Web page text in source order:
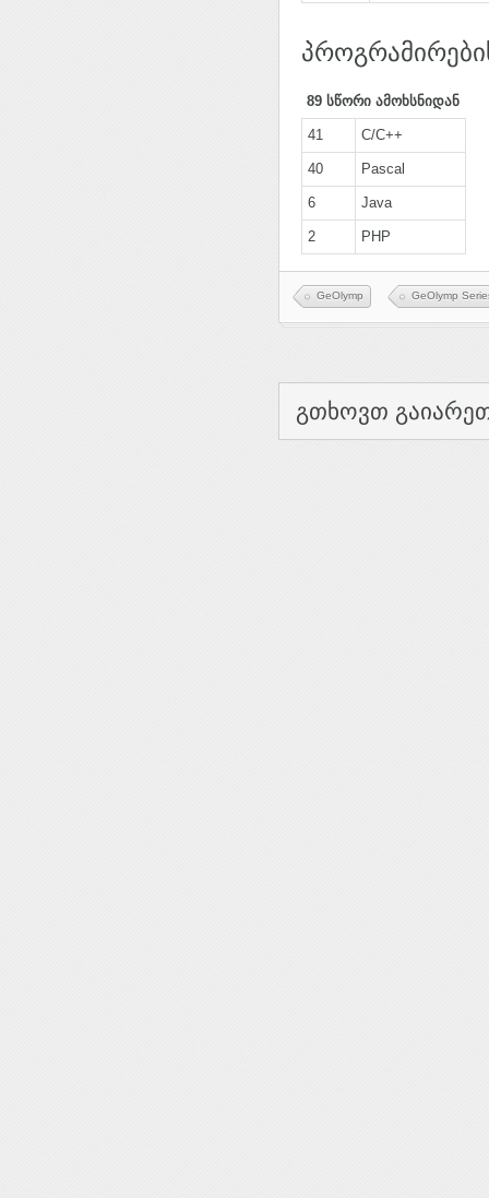
89 სწორი ამოხსნიდან
41 C/C++
40 Pascal
6 Java
2 PHP
GeOlymp GeOlymp
გთხოვთ